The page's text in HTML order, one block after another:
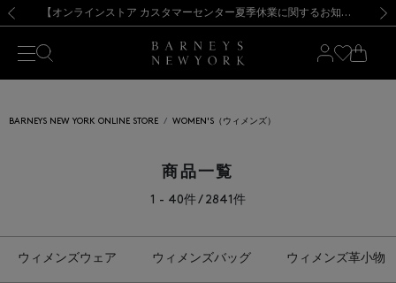
新規登録のお客様も対象！＜MY BARNEYS＞会員のお客様は11,000円（税込）以上のお買上げで常時送料無料！お買い物の際は会員登録を！
【夏季休業に伴う出荷一時停止のお知らせ】(2026.8.7) 【オンラインストア カスタマーセンター夏季休業に関するお知らせ】（2026.8.7）
【夏季休業に伴う返品・交換承り一時停止のお知らせ】（2026.8.5）
熊本県を中心とした地震の影響によるお荷物のお届けについて
【開催中】SUMMER SALEのご案内・ご注意事項 新規登録のお客様も対象！＜MY BARNEYS＞会員のお客様は11,000円（税込）以上のお買上げで常時送料無料！お買い物の際は会員登録を！
【夏季休業に伴う出荷一時停止のお知らせ】(2026.8.7)
BARNEYS NEW YORK ONLINE STORE WOMEN'S（ウィメンズ）
商品一覧
1 - 40件 / 2841件
ウィメンズウェア ウィメンズバッグ ウィメンズ革小物